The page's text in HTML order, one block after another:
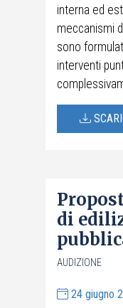
interna ed
meccanismi
sono
interventi
di
AUDIZIONE
24 giugno